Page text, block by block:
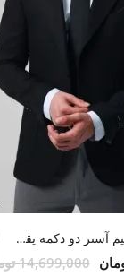
کت تک مردانه نیم آستر دو دکمه یقه ایتالیایی
14,699,000 تومان